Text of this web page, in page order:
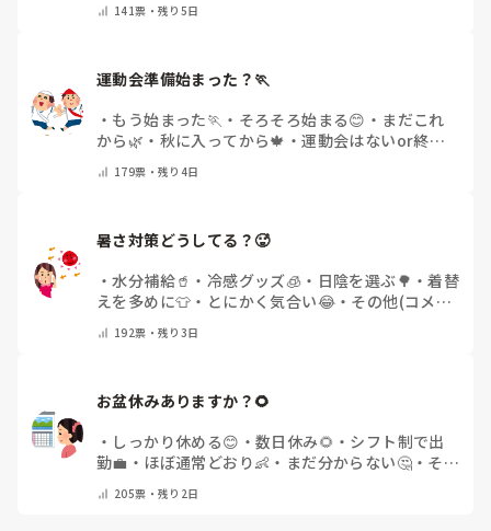
141票・残り5日
運動会準備始まった？🏃
・ もう始まった🏃 ・ そろそろ始まる😊 ・ まだこれ
から🌿 ・ 秋に入ってから🍁 ・運動会はないor終わ
179票・残り4日
暑さ対策どうしてる？🥵
・水分補給🥤 ・ 冷感グッズ🧊 ・ 日陰を選ぶ🌳 ・着替
えを多めに👕 ・ とにかく気合い😂・ その他(コメン
192票・残り3日
お盆休みありますか？🌻
・ しっかり休める😊 ・ 数日休み🌻 ・ シフト制で出
勤💼 ・ ほぼ通常どおり👶 ・ まだ分からない🤔・ その
205票・残り2日